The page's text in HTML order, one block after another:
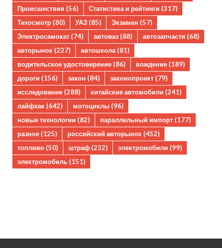
Происшествия (56) Статистика и рейтинги (317)
Техосмотр (80) УАЗ (85) Экзамен (57)
Электросамокат (74) автоваз (88) автозапчасти (68)
авторынок (227) автошкола(81)
водительское удостоверение (86) вождение (189)
дороги (156) закон (84) законопроект (79)
исследование (288) китайские автомобили (241)
лайфхак (642) мотоциклы (96)
новые технологии (82) параллельный импорт (177)
разное (125) российский авторынок (452)
топливо (50) штраф (232) электромобили (99)
электромобиль (151)